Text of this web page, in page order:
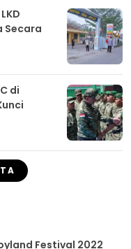
Secara
di
Festival 2022